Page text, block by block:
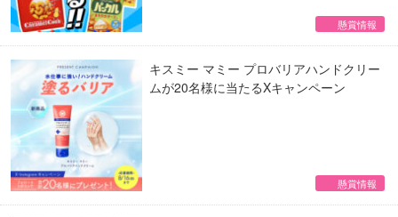
懸賞情報
キスミー マミー プロバリアハンドクリー
ムが20名様に当たるXキャンペーン
懸賞情報